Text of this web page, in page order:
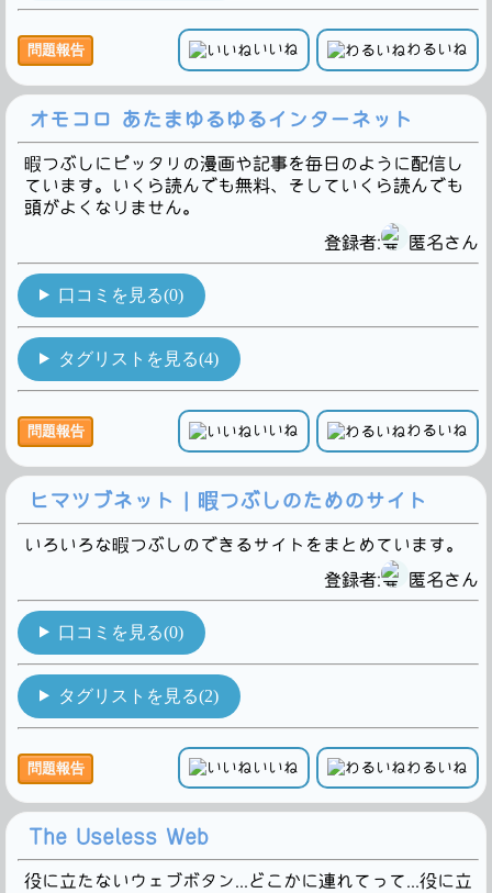
問題報告 いいね わるいね
オモコロ あたまゆるゆるインターネット
暇つぶしにピッタリの漫画や記事を毎日のように配信し
ています。いくら読んでも無料、そしていくら読んでも
頭がよくなりません。
登録者:
匿名さん
口コミを見る(0)
タグリストを見る(4)
問題報告 いいね わるいね
ヒマツブネット | 暇つぶしのためのサイト
いろいろな暇つぶしのできるサイトをまとめています。
登録者:
匿名さん
口コミを見る(0)
タグリストを見る(2)
問題報告 いいね わるいね
The Useless Web
役に立たないウェブボタン...どこかに連れてって...役に立